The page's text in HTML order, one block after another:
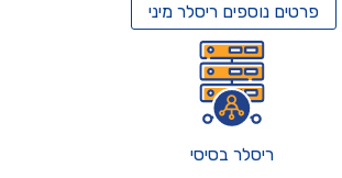
פרטים נוספיםריסלר מיני
ריסלר בסיסי